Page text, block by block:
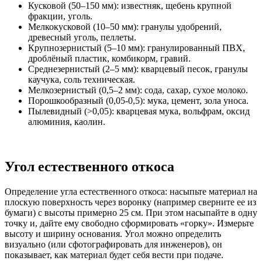
Кусковой (50–150 мм): известняк, щебень крупной
фракции, уголь.
Мелкокусковой (10–50 мм): гранулы удобрений,
древесный уголь, пеллеты.
Крупнозернистый (5–10 мм): гранулированный ПВХ,
дроблёный пластик, комбикорм, гравий.
Среднезернистый (2–5 мм): кварцевый песок, гранулы
каучука, соль техническая.
Мелкозернистый (0,5–2 мм): сода, сахар, сухое молоко.
Порошкообразный (0,05-0,5): мука, цемент, зола уноса.
Пылевидный (>0,05): кварцевая мука, вольфрам, оксид
алюминия, каолин.
Угол естественного откоса
Определение угла естественного откоса: насыпьте материал на
плоскую поверхность через воронку (например сверните ее из
бумаги) с высоты примерно 25 см. При этом насыпайте в одну
точку и, дайте ему свободно сформировать «горку». Измерьте
высоту и ширину основания. Угол можно определить
визуально (или сфотографировать для инженеров), он
показывает, как материал будет себя вести при подаче.